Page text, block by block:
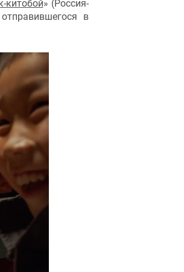
китобой» (Россия-
в